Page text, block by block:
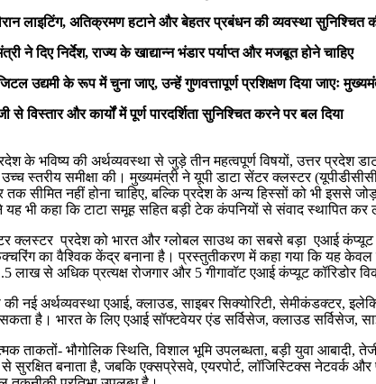
लाइटिंग, अतिक्रमण हटाने और बेहतर प्रबंधन की व्यवस्था सुनिश्चित
दिए निर्देश, राज्य के खाद्यान्न भंडार पर्याप्त और मजबूत होने चाहिए
उद्यमी के रूप में चुना जाए, उन्हें गुणवत्तापूर्ण प्रशिक्षण दिया जाएः
विस्तार और कार्यों में पूर्ण पारदर्शिता सुनिश्चित करने पर बल दिया
के भविष्य की अर्थव्यवस्था से जुड़े तीन महत्वपूर्ण विषयों, उत्तर
स्तरीय समीक्षा की। मुख्यमंत्री ने यूपी डाटा सेंटर क्लस्टर
सीमित नहीं होना चाहिए, बल्कि प्रदेश के अन्य हिस्सों को भी इससे
यह भी कहा कि टाटा समूह सहित बड़ी टेक कंपनियों से संवाद स्थापित
क्लस्टर प्रदेश को भारत और ग्लोबल साउथ का सबसे बड़ा एआई कंप्यूट
का वैश्विक केंद्र बनाना है। प्रस्तुतीकरण में कहा गया कि यह
लाख से अधिक प्रत्यक्ष रोजगार और 5 गीगावॉट एआई कंप्यूट कॉरिडोर
की नई अर्थव्यवस्था एआई, क्लाउड, साइबर सिक्योरिटी, सेमीकंडक्टर,
है। भारत के लिए एआई सॉफ्टवेयर एंड सर्विसेज, क्लाउड सर्विसेज,
ताकतों- भौगोलिक स्थिति, विशाल भूमि उपलब्धता, बड़ी युवा
सुरक्षित बनाता है, जबकि एक्सप्रेसवे, एयरपोर्ट, लॉजिस्टिक्स